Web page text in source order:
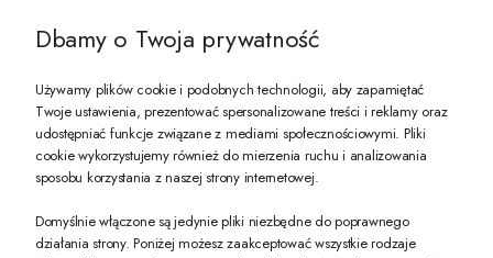
PREZENT DLA CIEBIE!
-10% na pierwsze zakupy na zeccoro.pl Gdy zapiszesz się do naszego
Dbamy o Twoja prywatność
Używamy plików cookie i podobnych technologii, aby zapamiętać
Twoje ustawienia, prezentować spersonalizowane treści i reklamy oraz
udostępniać funkcje związane z mediami społecznościowymi. Pliki
cookie wykorzystujemy również do mierzenia ruchu i analizowania
sposobu korzystania z naszej strony internetowej.
Domyślnie włączone są jedynie pliki niezbędne do poprawnego
działania strony. Poniżej możesz zaakceptować wszystkie rodzaje